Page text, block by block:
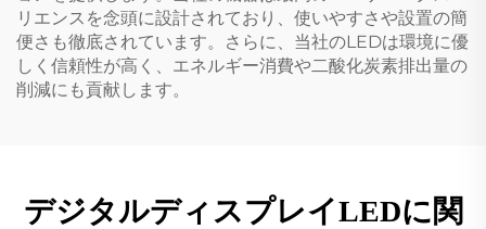
リエンスを念頭に設計されており、使いやすさや設置の簡
便さも徹底されています。さらに、当社のLEDは環境に優
しく信頼性が高く、エネルギー消費や二酸化炭素排出量の
削減にも貢献します。
デジタルディスプレイLEDに関